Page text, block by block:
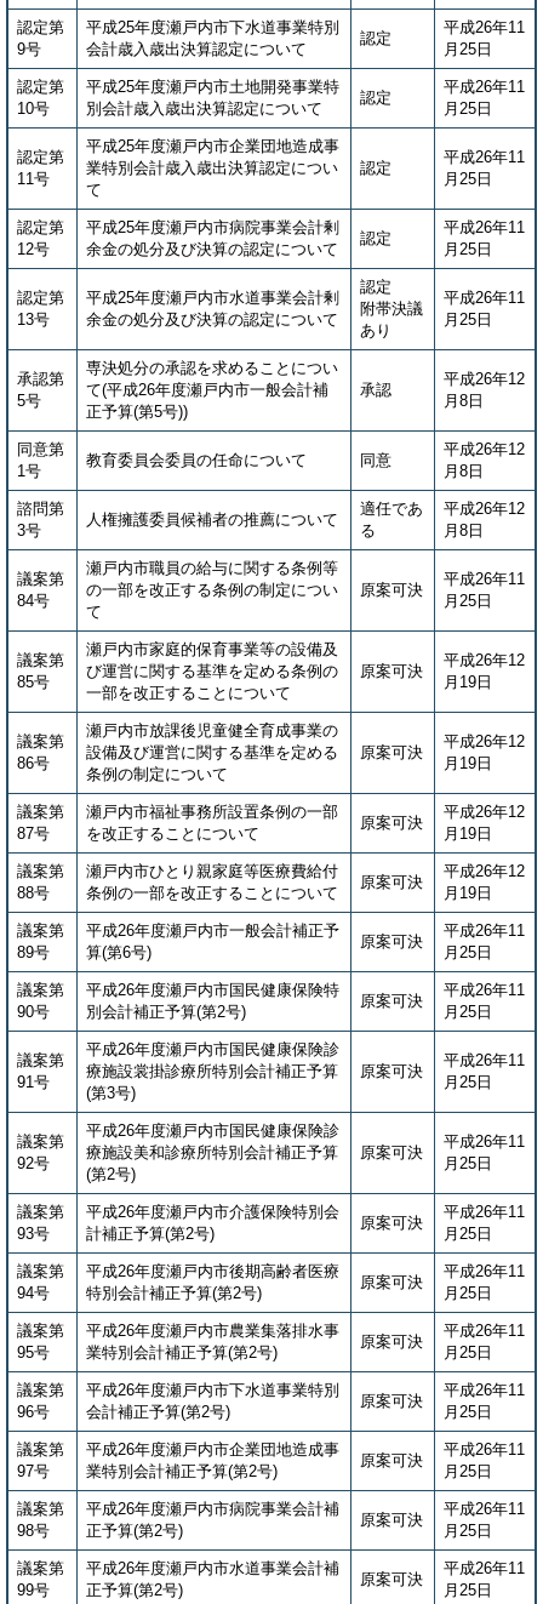
認定第
9号
平成25年度瀬戸内市下水道事業特別
会計歳入歳出決算認定について
認定
平成26年11
月25日
認定第
10号
平成25年度瀬戸内市土地開発事業特
別会計歳入歳出決算認定について
認定
平成26年11
月25日
認定第
11号
平成25年度瀬戸内市企業団地造成事
業特別会計歳入歳出決算認定につい
て
認定
平成26年11
月25日
認定第
12号
平成25年度瀬戸内市病院事業会計剰
余金の処分及び決算の認定について
認定
平成26年11
月25日
認定第
13号
平成25年度瀬戸内市水道事業会計剰
余金の処分及び決算の認定について
認定
附帯決議
あり
平成26年11
月25日
承認第
5号
専決処分の承認を求めることについ
て(平成26年度瀬戸内市一般会計補
正予算(第5号))
承認
平成26年12
月8日
同意第
1号
教育委員会委員の任命について 同意
平成26年12
月8日
諮問第
3号
人権擁護委員候補者の推薦について
適任であ
る
平成26年12
月8日
議案第
84号
瀬戸内市職員の給与に関する条例等
の一部を改正する条例の制定につい
て
原案可決
平成26年11
月25日
議案第
85号
瀬戸内市家庭的保育事業等の設備及
び運営に関する基準を定める条例の
一部を改正することについて
原案可決
平成26年12
月19日
議案第
86号
瀬戸内市放課後児童健全育成事業の
設備及び運営に関する基準を定める
条例の制定について
原案可決
平成26年12
月19日
議案第
87号
瀬戸内市福祉事務所設置条例の一部
を改正することについて
原案可決
平成26年12
月19日
議案第
88号
瀬戸内市ひとり親家庭等医療費給付
条例の一部を改正することについて
原案可決
平成26年12
月19日
議案第
89号
平成26年度瀬戸内市一般会計補正予
算(第6号)
原案可決
平成26年11
月25日
議案第
90号
平成26年度瀬戸内市国民健康保険特
別会計補正予算(第2号)
原案可決
平成26年11
月25日
議案第
91号
平成26年度瀬戸内市国民健康保険診
療施設裳掛診療所特別会計補正予算
(第3号)
原案可決
平成26年11
月25日
議案第
92号
平成26年度瀬戸内市国民健康保険診
療施設美和診療所特別会計補正予算
(第2号)
原案可決
平成26年11
月25日
議案第
93号
平成26年度瀬戸内市介護保険特別会
計補正予算(第2号)
原案可決
平成26年11
月25日
議案第
94号
平成26年度瀬戸内市後期高齢者医療
特別会計補正予算(第2号)
原案可決
平成26年11
月25日
議案第
95号
平成26年度瀬戸内市農業集落排水事
業特別会計補正予算(第2号)
原案可決
平成26年11
月25日
議案第
96号
平成26年度瀬戸内市下水道事業特別
会計補正予算(第2号)
原案可決
平成26年11
月25日
議案第
97号
平成26年度瀬戸内市企業団地造成事
業特別会計補正予算(第2号)
原案可決
平成26年11
月25日
議案第
98号
平成26年度瀬戸内市病院事業会計補
正予算(第2号)
原案可決
平成26年11
月25日
議案第
99号
平成26年度瀬戸内市水道事業会計補
正予算(第2号)
原案可決
平成26年11
月25日